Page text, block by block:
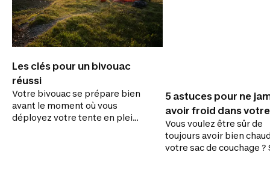
Les clés pour un bivouac
réussi
Votre bivouac se prépare bien
avant le moment où vous
déployez votre tente en pleine
5 astuces pour ne
avoir froid dans
de couchage
Vous voulez être sûr de
toujours avoir bien
votre sac de couchage ?